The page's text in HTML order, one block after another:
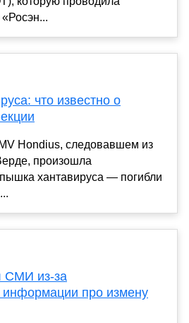
что известно о
Hondius, следовавшем из
произошла
хантавируса — погибли
СМИ из-за
информации про измену